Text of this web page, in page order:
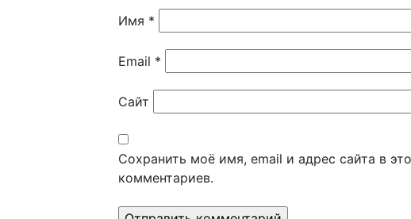
Имя *
Email *
Сайт
Сохранить моё имя, email и адрес сайта в
комментариев.